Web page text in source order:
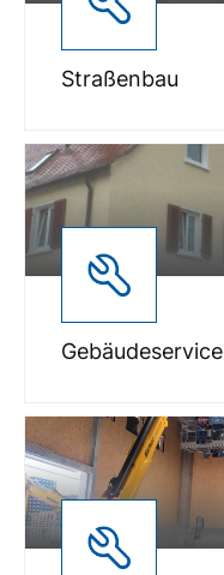
Straßenbau
Gebäudeservice